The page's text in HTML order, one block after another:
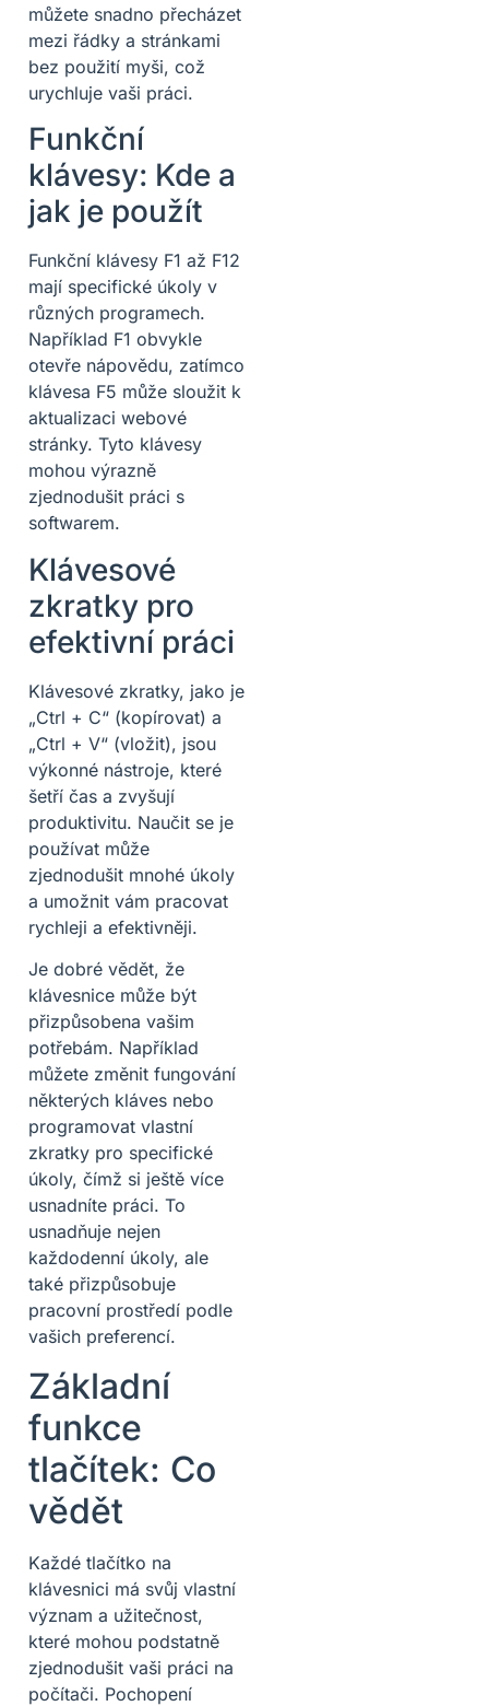
můžete snadno přecházet
mezi řádky a stránkami
bez použití myši, což
urychluje vaši práci.
Funkční
klávesy: Kde a
jak je použít
Funkční klávesy F1 až F12
mají specifické úkoly v
různých programech.
Například F1 obvykle
otevře nápovědu, zatímco
klávesa F5 může sloužit k
aktualizaci webové
stránky. Tyto klávesy
mohou výrazně
zjednodušit práci s
softwarem.
Klávesové
zkratky pro
efektivní práci
Klávesové zkratky, jako je
„Ctrl + C“ (kopírovat) a
„Ctrl + V“ (vložit), jsou
výkonné nástroje, které
šetří čas a zvyšují
produktivitu. Naučit se je
používat může
zjednodušit mnohé úkoly
a umožnit vám pracovat
rychleji a efektivněji.
Je dobré vědět, že
klávesnice může být
přizpůsobena vašim
potřebám. Například
můžete změnit fungování
některých kláves nebo
programovat vlastní
zkratky pro specifické
úkoly, čímž si ještě více
usnadníte práci. To
usnadňuje nejen
každodenní úkoly, ale
také přizpůsobuje
pracovní prostředí podle
vašich preferencí.
Základní
funkce
tlačítek: Co
vědět
Každé tlačítko na
klávesnici má svůj vlastní
význam a užitečnost,
které mohou podstatně
zjednodušit vaši práci na
počítači. Pochopení